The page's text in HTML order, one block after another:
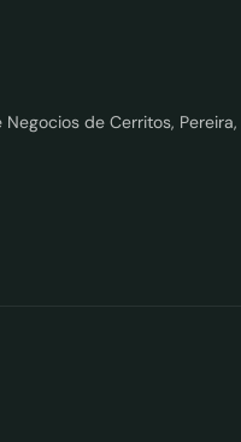
de Cerritos, Pereira,